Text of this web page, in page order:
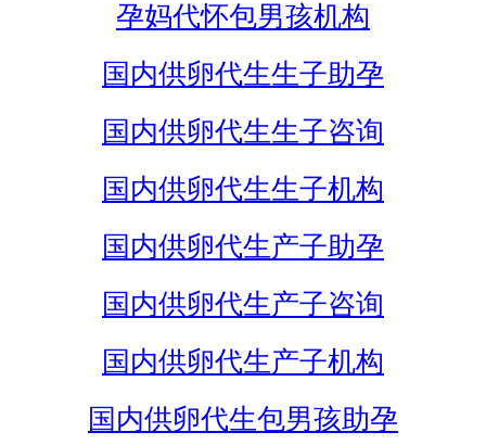
孕妈代怀包男孩机构
国内供卵代生生子助孕
国内供卵代生生子咨询
国内供卵代生生子机构
国内供卵代生产子助孕
国内供卵代生产子咨询
国内供卵代生产子机构
国内供卵代生包男孩助孕